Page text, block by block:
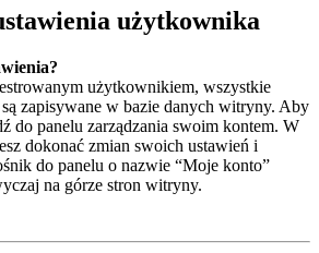
użytkownika
użytkownikiem, wszystkie
zapisywane w bazie danych witryny. Aby
do panelu zarządzania swoim kontem. W
dokonać zmian swoich ustawień i
do panelu o nazwie “Moje konto”
na górze stron witryny.